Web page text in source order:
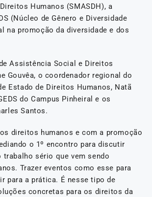
Humanos (SMASDH), a
(Núcleo de Gênero e Diversidade
na promoção da diversidade e dos
Assistência Social e Direitos
Gouvêa, o coordenador regional do
Estado de Direitos Humanos, Natã
do Campus Pinheiral e os
Santos.
direitos humanos e com a promoção
o 1º encontro para discutir
sério que vem sendo
Trazer eventos como esse para
para a prática. É nesse tipo de
concretas para os direitos da